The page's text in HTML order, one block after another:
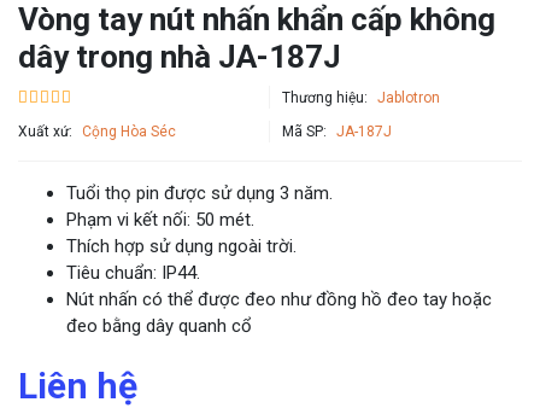
Vòng tay nút nhấn khẩn cấp không
dây trong nhà JA-187J
Thương hiệu: Jablotron
Xuất xứ: Cộng Hòa Séc Mã SP: JA-187J
Tuổi thọ pin được sử dụng 3 năm.
Phạm vi kết nối: 50 mét.
Thích hợp sử dụng ngoài trời.
Tiêu chuẩn: IP44.
Nút nhấn có thể được đeo như đồng hồ đeo tay hoặc
đeo bằng dây quanh cổ
Liên hệ